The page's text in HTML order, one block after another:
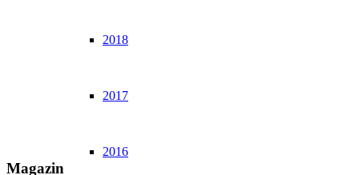
2018
2017
2016
Magazin